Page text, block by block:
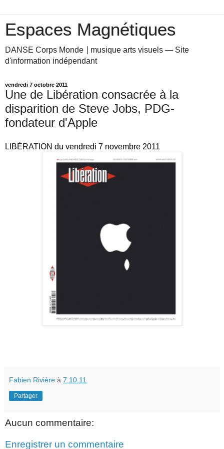
Espaces Magnétiques
DANSE Corps Monde ⎥ musique arts visuels — Site
d'information indépendant
vendredi 7 octobre 2011
Une de Libération consacrée à la
disparition de Steve Jobs, PDG-
fondateur d'Apple
LIBÉRATION du vendredi 7 novembre 2011
Fabien Rivière à 7.10.11
Partager
Aucun commentaire:
Enregistrer un commentaire